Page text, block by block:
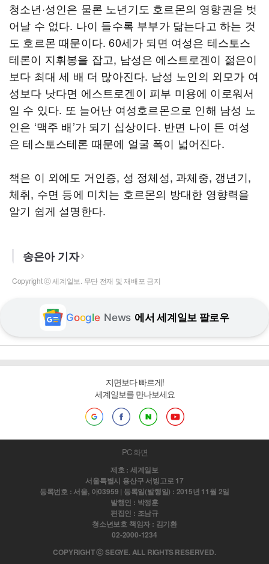
청소년·성인은 물론 노년기도 호르몬의 영향권을 벗
어날 수 없다. 나이 들수록 부부가 닮는다고 하는 것
도 호르몬 때문이다. 60세가 되면 여성은 테스토스
테론이 지휘봉을 잡고, 남성은 에스트로겐이 젊은이
보다 최대 세 배 더 많아진다. 남성 노인의 외모가 여
성보다 낫다면 에스트로겐이 피부 미용에 이로워서
일 수 있다. 또 늘어난 여성호르몬으로 인해 남성 노
인은 ‘맥주 배’가 되기 십상이다. 반면 나이 든 여성
은 테스토스테론 때문에 얼굴 폭이 넓어진다.
책은 이 외에도 거인증, 성 정체성, 과체중, 갱년기,
체취, 수면 등에 미치는 호르몬의 방대한 영향력을
알기 쉽게 설명한다.
송은아 기자
Copyright ⓒ 세계일보. 무단 전재 및 재배포 금지
Google News 에서 세계일보 팔로우
지면보다 빠르게!
세계일보를 만나보세요
PC 화면
제호 : 세계일보
서울특별시 용산구 서빙고로 17
등록번호 : 서울, 아03959 | 등록일(발행일) : 2015년 11월 2일
발행인 : 박정훈
편집인 : 조남규
청소년보호 책임자 : 김기환
02-2000-1234
COPYRIGHT ⓒ SEGYE. ALL RIGHTS RESERVED.